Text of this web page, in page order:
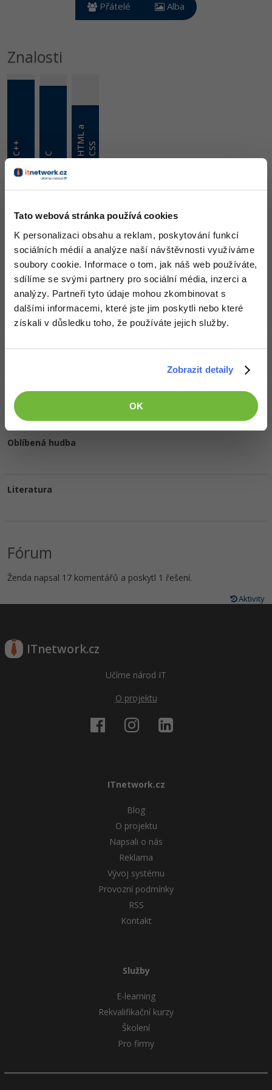
Tato webová stránka používá cookies
K personalizaci obsahu a reklam, poskytování funkcí
sociálních médií a analýze naší návštěvnosti využíváme
soubory cookie. Informace o tom, jak náš web používáte,
sdílíme se svými partnery pro sociální média, inzerci a
analýzy. Partneři tyto údaje mohou zkombinovat s
dalšími informacemi, které jste jim poskytli nebo které
získali v důsledku toho, že používáte jejich služby.
Zobrazit detaily
OK
Copywriter
WordPress specialista
Algoritmy -41%
Umělá inteligence (AI)
Fórum
Windows
Linux
Kybernetická bezpečnost
Elektronický podpis
Fórum
Přátelé Alba
Znalosti
C++ C H
T
M
L
a
C
S S
Skill
Ocenění
Ženda zatím nezískal žádná ocenění.
Doplňující informace
Oblíbené IDE, Editor
HW sestava
Oblíbené filmy/seriály
Oblíbená hudba
Literatura
Fórum
Ženda napsal 17 komentářů a poskytl 1 řešení.
Aktivity
ITnetwork.cz
Učíme národ IT
O projektu
ITnetwork.cz
Blog
O projektu
Napsali o nás
Reklama
Vývoj systému
Provozní podmínky
RSS
Kontakt
Služby
E-learning
Rekvalifikační kurzy
Školení
Pro firmy